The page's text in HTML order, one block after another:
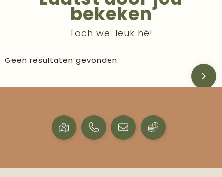
bekeken
Toch wel leuk hé!
Geen resultaten gevonden.